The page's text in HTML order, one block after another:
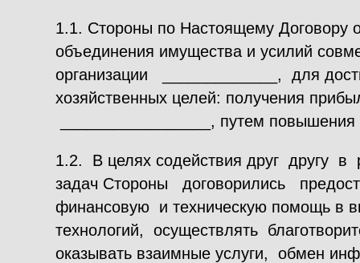
1.1. Стороны по Настоящему Договору
объединения имущества и усилий
организации _____________, для
хозяйственных целей: получения
_________________, путем
1.2. В целях содействия друг другу
задач Стороны договорились
финансовую и техническую помощь в
технологий, осуществлять
оказывать взаимные услуги, обмен